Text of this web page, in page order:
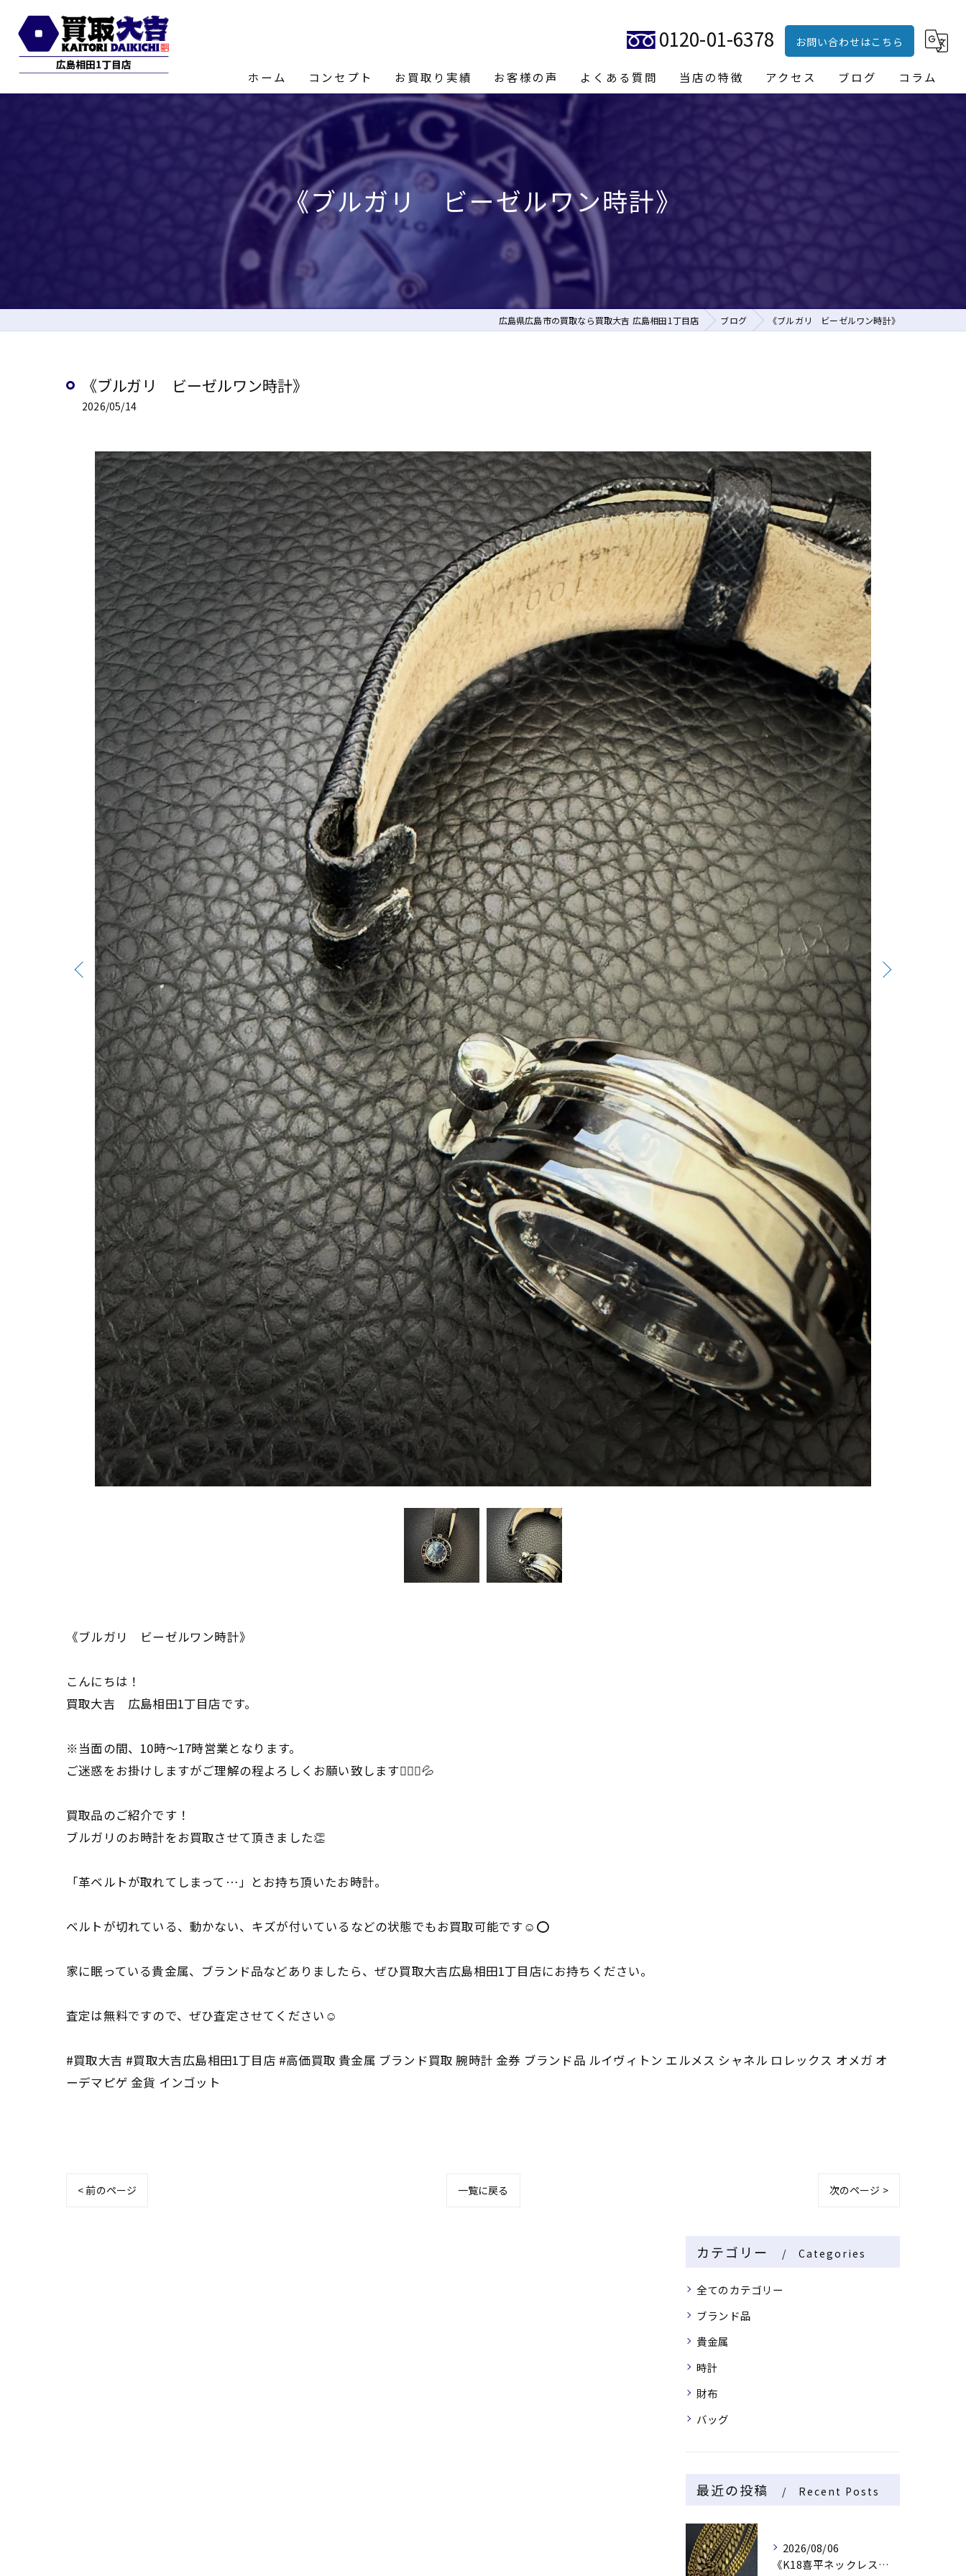
0120-01-6378 お問い合わせはこちら
ホーム コンセプト
店長あいさつ
お買取り実績 お客様の声 よくある質問 当店の特徴 アクセス ブログ コラム
《ブルガリ ビーゼルワン時計》
広島県広島市の買取なら買取大吉 広島相田1丁目店 ブログ 《ブルガリ ビーゼルワン時計》
《ブルガリ ビーゼルワン時計》
2026/05/14
《ブルガリ ビーゼルワン時計》
こんにちは！
買取大吉 広島相田1丁目店です。
※当面の間、10時〜17時営業となります。
ご迷惑をお掛けしますがご理解の程よろしくお願い致します🙇🏻‍♀️💦
買取品のご紹介です！
ブルガリのお時計をお買取させて頂きました👏
「革ベルトが取れてしまって…」とお持ち頂いたお時計。
ベルトが切れている、動かない、キズが付いているなどの状態でもお買取可能です☺️⭕️
家に眠っている貴金属、ブランド品などありましたら、ぜひ買取大吉広島相田1丁目店にお持ちください。
査定は無料ですので、ぜひ査定させてください☺️
#買取大吉 #買取大吉広島相田1丁目店 #高価買取 貴金属 ブランド買取 腕時計 金券 ブランド品 ルイヴィトン エルメス シャネル ロレックス オメガ オ
ーデマピゲ 金貨 インゴット
< 前のページ 一覧に戻る 次のページ >
カテゴリー Categories
全てのカテゴリー
ブランド品
貴金属
時計
財布
バッグ
最近の投稿 Recent Posts
2026/08/06
《K18喜平ネックレス・ブレスレット》